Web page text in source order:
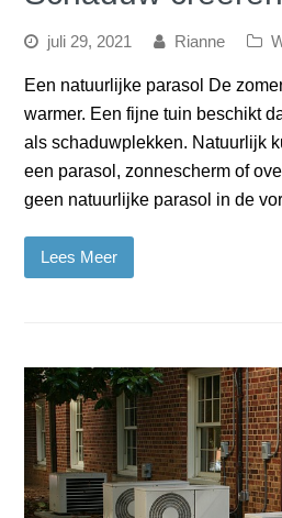
juli 29, 2021 Rianne
Een natuurlijke parasol De
warmer. Een fijne tuin beschikt
als schaduwplekken. Natuurlijk
een parasol, zonnescherm of
geen natuurlijke parasol in de
Lees Meer